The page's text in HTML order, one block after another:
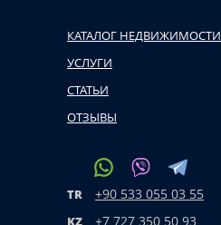
КАТАЛОГ НЕДВИЖИМОСТИ
УСЛУГИ
СТАТЬИ
ОТЗЫВЫ
TR +90 533 055 03 55
KZ +7 727 350 50 93